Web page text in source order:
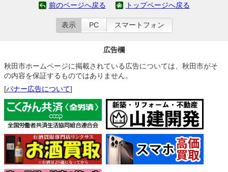
前のページへ戻る トップページへ戻る
表示 PC スマートフォン
広告欄
秋田市ホームページに掲載されている広告については、秋田市がそ
の内容を保証するものではありません。
[バナー広告について]